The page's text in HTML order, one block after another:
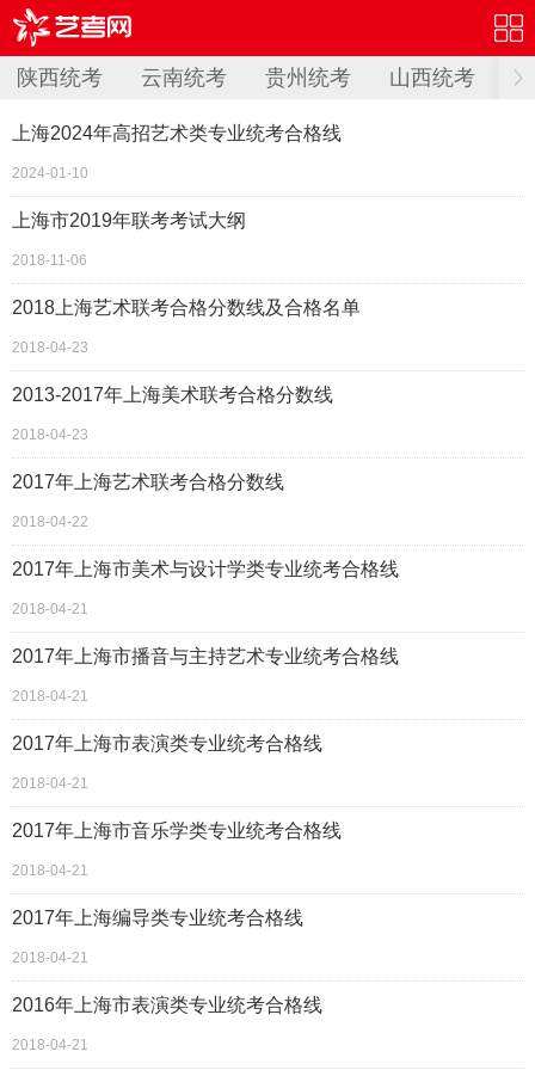
陕西统考 云南统考 贵州统考 山西统考
上海2024年高招艺术类专业统考合格线
2024-01-10
上海市2019年联考考试大纲
2018-11-06
2018上海艺术联考合格分数线及合格名单
2018-04-23
2013-2017年上海美术联考合格分数线
2018-04-23
2017年上海艺术联考合格分数线
2018-04-22
2017年上海市美术与设计学类专业统考合格线
2018-04-21
2017年上海市播音与主持艺术专业统考合格线
2018-04-21
2017年上海市表演类专业统考合格线
2018-04-21
2017年上海市音乐学类专业统考合格线
2018-04-21
2017年上海编导类专业统考合格线
2018-04-21
2016年上海市表演类专业统考合格线
2018-04-21